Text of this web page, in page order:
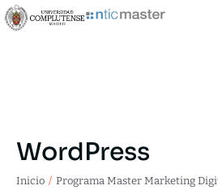
WordPress
Estás aquí:
Inicio Programa Master Marketing